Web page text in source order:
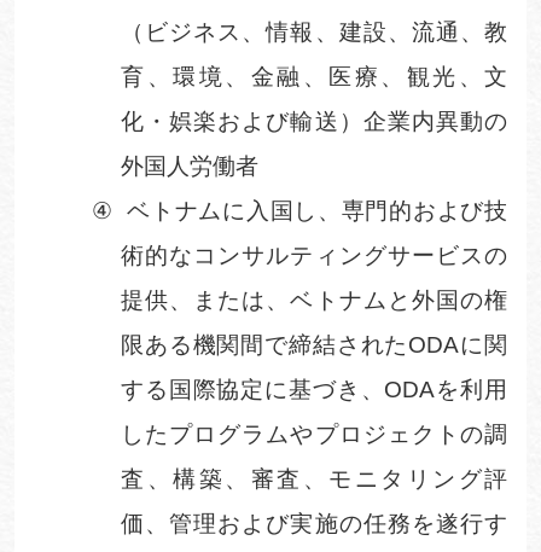
（ビジネス、情報、建設、流通、教
育、環境、金融、医療、観光、文
化・娯楽および輸送）企業内異動の
外国人労働者
④
ベトナムに入国し、専門的および技
術的なコンサルティングサービスの
提供、または、ベトナムと外国の権
限ある機関間で締結されたODAに関
する国際協定に基づき、 ODAを利用
したプログラムやプロジェクトの調
査、構築、審査、モニタリング評
価、管理および実施の任務を遂行す